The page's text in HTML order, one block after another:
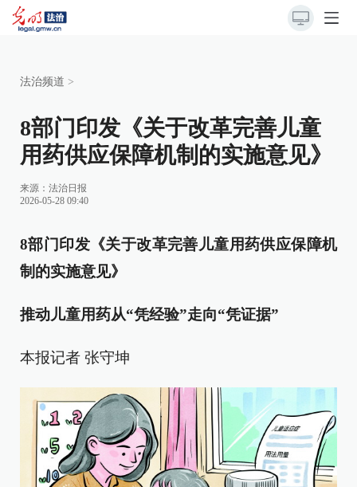
法治频道 >
8部门印发《关于改革完善儿童
用药供应保障机制的实施意见》
来源： 法治日报
2026-05-28 09:40
8部门印发《关于改革完善儿童用药供应保障机
制的实施意见》
推动儿童用药从“凭经验”走向“凭证据”
本报记者 张守坤